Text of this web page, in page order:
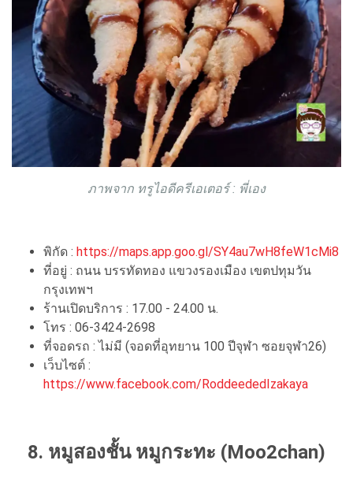
ภาพจาก ทรูไอดีครีเอเตอร์ : พี่เอง
พิกัด : https://maps.app.goo.gl/SY4au7wH8feW1cMi8
ที่อยู่ : ถนน บรรทัดทอง แขวงรองเมือง เขตปทุมวัน
กรุงเทพฯ
ร้านเปิดบริการ : 17.00 - 24.00 น.
โทร : 06-3424-2698
ที่จอดรถ : ไม่มี (จอดที่อุทยาน 100 ปีจุฬา ซอยจุฬา26)
เว็บไซต์ :
https://www.facebook.com/RoddeededIzakaya
8. หมูสองชั้น หมูกระทะ (Moo2chan)